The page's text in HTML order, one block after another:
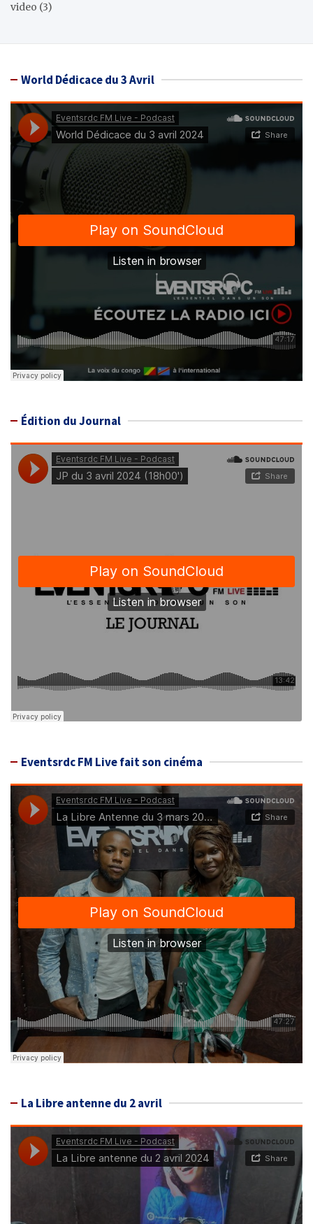
video (3)
World Dédicace du 3 Avril
Édition du Journal
Eventsrdc FM Live fait son cinéma
La Libre antenne du 2 avril